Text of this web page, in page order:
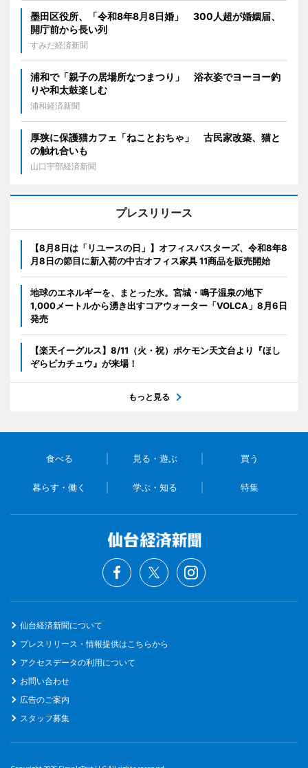
墨田区役所、「令和8年8月8日婚」 300人超が婚姻届、
開庁前から長い列
すみだ経済新聞
浦和で「親子の居場所なつまつり」 浴衣姿でヨーヨー釣
りや和太鼓楽しむ
浦和経済新聞
厚狭に保護猫カフェ「ねことおちゃ」 古民家改築、猫と
の触れ合いも
山口宇部経済新聞
プレスリリース
【8月8日は「リユースの日」】オフィスバスターズ、令和8年8
月8日の節目に新入荷の中古オフィス家具 11商品を販売開始
地球のエネルギーを、まとった水。宮城・鳴子温泉の地下
1,000メートルから湧き出すコアウォーター「VOLCA」8月6日
発売
【楽天イーグルス】8/11（火・祝）ポケモン天文台より『ほし
ぞらピカチュウ』が来場！
もっと見る
食べる 見る・遊ぶ 買う
暮らす・働く 学ぶ・知る 特集
仙台経済新聞について
プレスリリース・情報提供はこちらから
アクセスデータの利用について
お問い合わせ
広告のご案内
スタッフ募集